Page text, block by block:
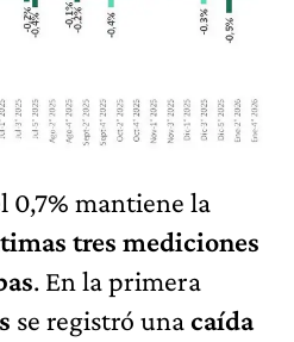
0,7% mantiene la
tres mediciones
. En la primera
se registró unacaída